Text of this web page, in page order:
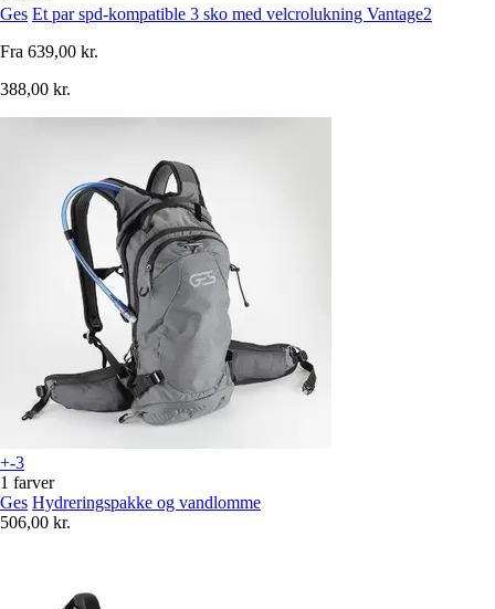
Ges Et par spd-kompatible 3 sko med velcrolukning Vantage2
Fra 639,00 kr.
388,00 kr.
+-3
1 farver
Ges Hydreringspakke og vandlomme
506,00 kr.